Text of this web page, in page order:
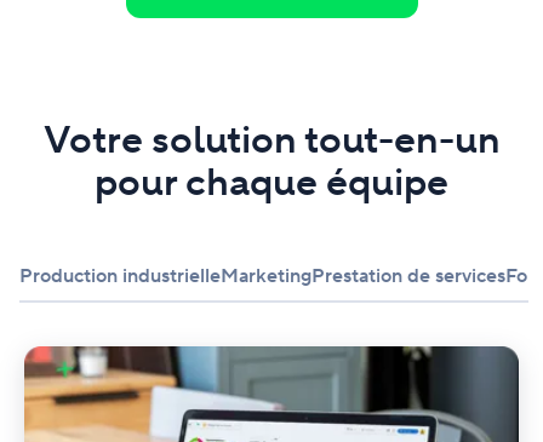
Votre solution tout-en-un
pour chaque équipe
Production industrielleMarketingPrestation de services